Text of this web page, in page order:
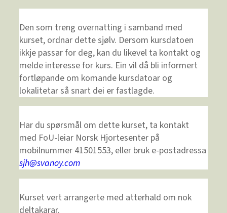
Den som treng overnatting i samband med
kurset, ordnar dette sjølv. Dersom kursdatoen
ikkje passar for deg, kan du likevel ta kontakt og
melde interesse for kurs. Ein vil då bli informert
fortløpande om komande kursdatoar og
lokalitetar så snart dei er fastlagde.
Har du spørsmål om dette kurset, ta kontakt
med FoU-leiar Norsk Hjortesenter på
mobilnummer 41501553, eller bruk e-postadressa
sjh@svanoy.com
Kurset vert arrangerte med atterhald om nok
deltakarar.